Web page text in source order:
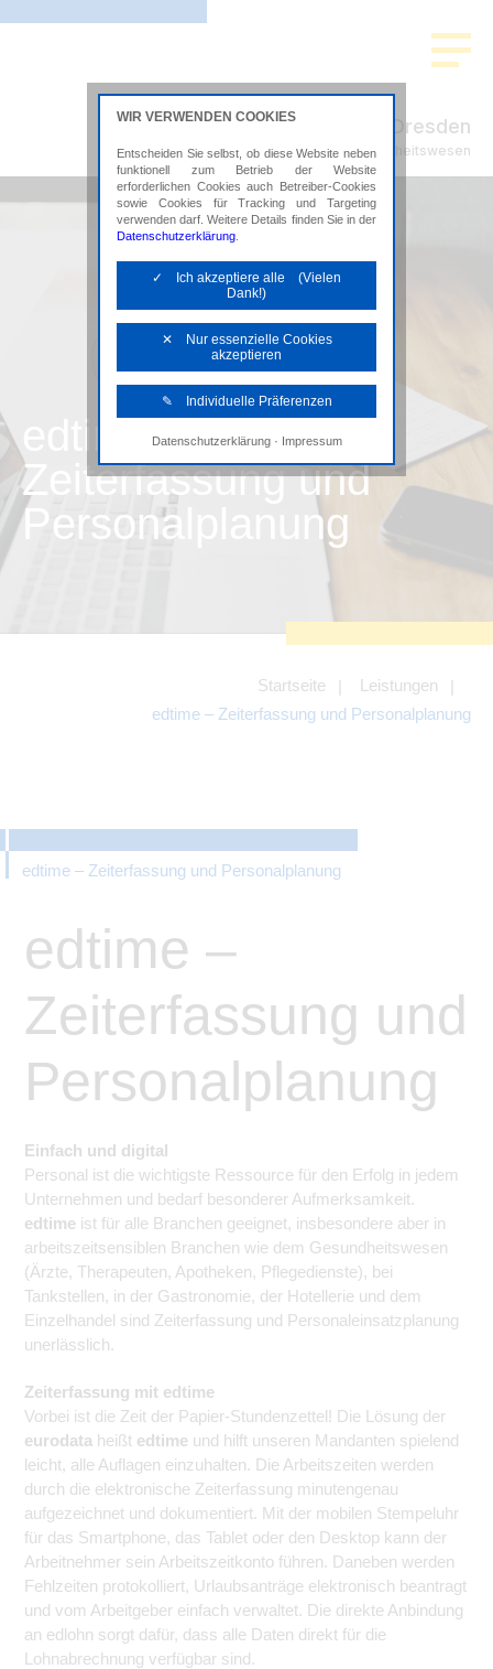
ADMEDIO Dresden
Steuerberatung im Gesundheitswesen
Zeiterfassung und
Personalplanung
Startseite
Leistungen
edtime – Zeiterfassung und Personalplanung
edtime – Zeiterfassung und Personalplanung
edtime –
Zeiterfassung und
Personalplanung
Einfach und digital
Personal ist die wichtigste Ressource für den Erfolg in jedem
Unternehmen und bedarf besonderer Aufmerksamkeit.
edtime ist für alle Branchen geeignet, insbesondere aber in
arbeitszeitsensiblen Branchen wie dem Gesundheitswesen
(Ärzte, Therapeuten, Apotheken, Pflegedienste), bei
Tankstellen, in der Gastronomie, der Hotellerie und dem
Einzelhandel sind Zeiterfassung und Personaleinsatzplanung
unerlässlich.
Zeiterfassung mit edtime
Vorbei ist die Zeit der Papier-Stundenzettel! Die Lösung der
eurodata heißt edtime und hilft unseren Mandanten spielend
leicht, alle Auflagen einzuhalten. Die Arbeitszeiten werden
durch die elektronische Zeiterfassung minutengenau
aufgezeichnet und dokumentiert. Mit der mobilen Stempeluhr
für das Smartphone, das Tablet oder den Desktop kann der
Arbeitnehmer sein Arbeitszeitkonto führen. Daneben werden
Fehlzeiten protokolliert, Urlaubsanträge elektronisch beantragt
und vom Arbeitgeber einfach verwaltet. Die direkte Anbindung
an edlohn sorgt dafür, dass alle Daten direkt für die
Lohnabrechnung verfügbar sind.
WIR VERWENDEN COOKIES
Entscheiden Sie selbst, ob diese Website neben
funktionell zum Betrieb der Website
erforderlichen Cookies auch Betreiber-Cookies
sowie Cookies für Tracking und Targeting
verwenden darf. Weitere Details finden Sie in der
Datenschutzerklärung
✓ Ich akzeptiere alle (Vielen
Dank!)
✕ Nur essenzielle Cookies
akzeptieren
✎ Individuelle Präferenzen
Notwendige Cookies
Diese Cookies sind erforderlich, um die
grundlegende Funktionalität der Website
Tracking- und Targeting-Cookies
Angebotes einschließlich der
Angeboten von z.B. Facebook und
Datenschutzerklärung· Impressum